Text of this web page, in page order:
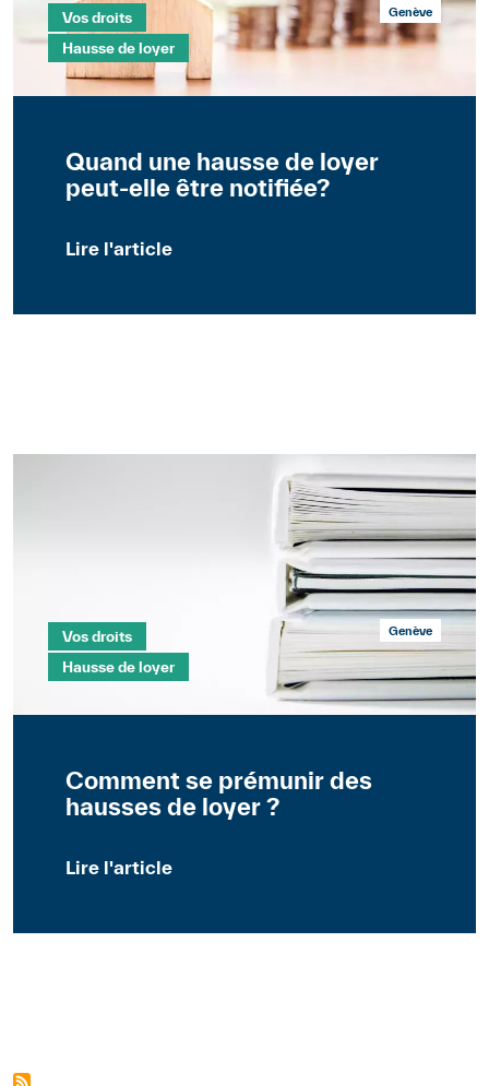
Mots clés
Vos droits
Hausse de loyer
Section
Genève
Quand une hausse de loyer
peut-elle être notifiée?
Lire l'article
Mots clés
Vos droits
Hausse de loyer
Section
Genève
Comment se prémunir des
hausses de loyer ?
Lire l'article